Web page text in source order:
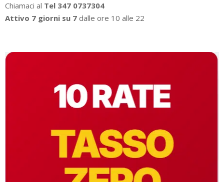
Chiamaci al Tel 347 0737304
Attivo 7 giorni su 7 dalle ore 10 alle 22